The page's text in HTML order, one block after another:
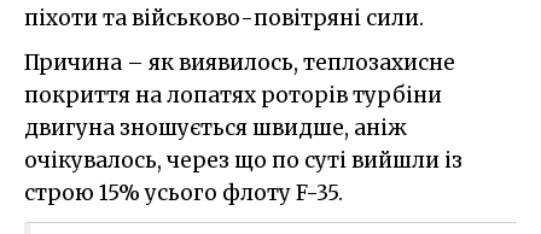
піхоти та військово-повітряні сили.
Причина – як виявилось, теплозахисне
покриття на лопатях роторів турбіни
двигуна зношується швидше, аніж
очікувалось, через що по суті вийшли із
строю 15% усього флоту F-35.